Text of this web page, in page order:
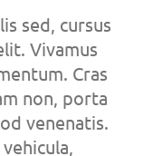
sed, cursus
Vivamus
Cras
non, porta
venenatis.